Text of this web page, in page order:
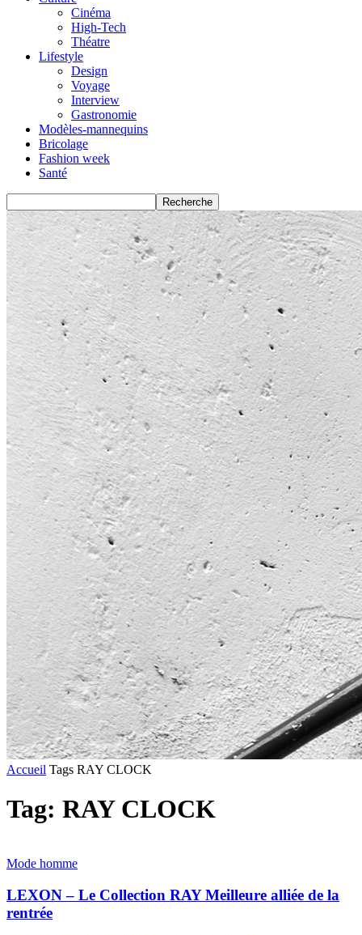
Cinéma
High-Tech
Théatre
Lifestyle
Design
Voyage
Interview
Gastronomie
Modèles-mannequins
Bricolage
Fashion week
Santé
Accueil Tags RAY CLOCK
Tag: RAY CLOCK
Mode homme
LEXON – Le Collection RAY Meilleure alliée de la
rentrée